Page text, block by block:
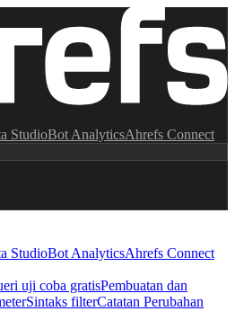
StudioBot AnalyticsAhrefs Connect
StudioBot AnalyticsAhrefs Connect
uji coba gratisPembuatan dan
Sintaks filterCatatan Perubahan